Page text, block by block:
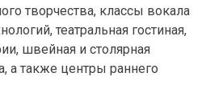
творчества, классы вокала
театральная гостиная,
швейная и столярная
а также центры раннего